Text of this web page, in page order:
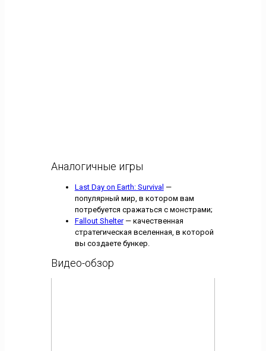
Аналогичные игры
Last Day on Earth: Survival —
популярный мир, в котором вам
потребуется сражаться с монстрами;
Fallout Shelter— качественная
стратегическая вселенная, в которой
вы создаете бункер.
Видео-обзор